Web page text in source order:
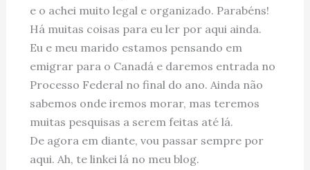
e o achei muito legal e organizado. Parabéns!
Há muitas coisas para eu ler por aqui ainda.
Eu e meu marido estamos pensando em
emigrar para o Canadá e daremos entrada no
Processo Federal no final do ano. Ainda não
sabemos onde iremos morar, mas teremos
muitas pesquisas a serem feitas até lá.
De agora em diante, vou passar sempre por
aqui. Ah, te linkei lá no meu blog.